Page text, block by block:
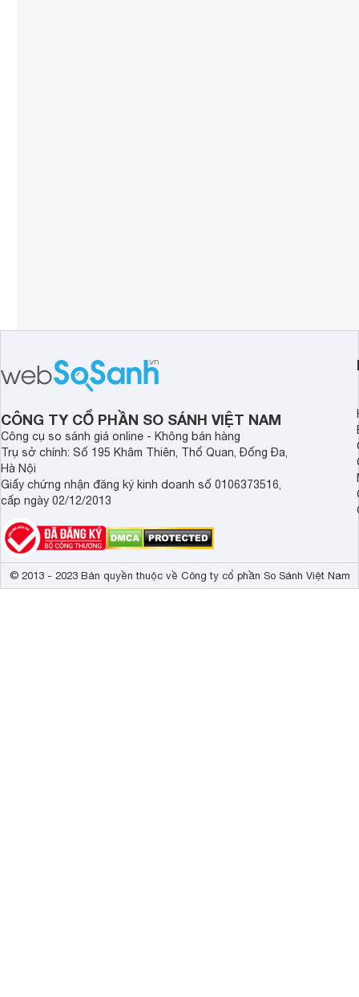
CÔNG TY CỔ PHẦN SO SÁNH VIỆT NAM
Công cụ so sánh giá online - Không bán hàng
Trụ sở chính: Số 195 Khâm Thiên, Thổ Quan, Đống Đa,
Hà Nội
Giấy chứng nhận đăng ký kinh doanh số 0106373516,
cấp ngày 02/12/2013
© 2013 - 2023 Bản quyền thuộc về Công ty cổ phần So Sánh Việt Nam